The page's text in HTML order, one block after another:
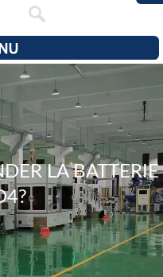
LA BATTERIE